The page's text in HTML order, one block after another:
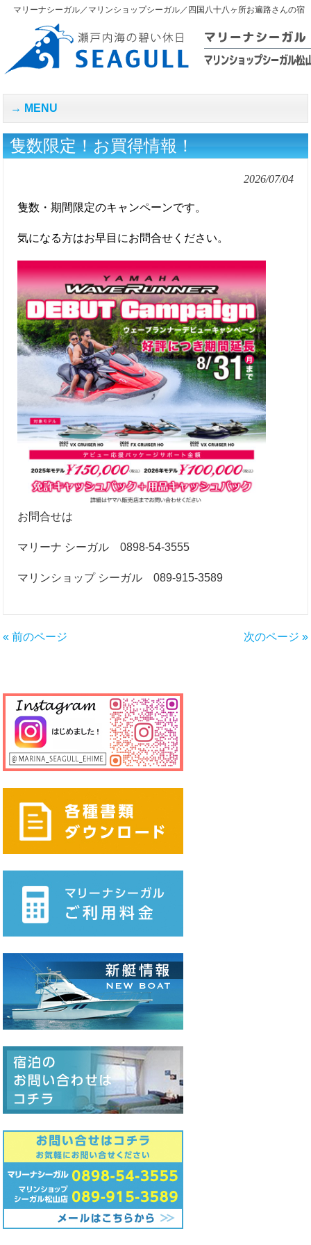
マリーナシーガル／マリンショップシーガル／四国八十八ヶ所お遍路さんの宿
MENU
隻数限定！お買得情報！
2026/07/04
隻数・期間限定のキャンペーンです。
気になる方はお早目にお問合せください。
お問合せは
マリーナ シーガル 0898-54-3555
マリンショップ シーガル 089-915-3589
« 前のページ 次のページ »